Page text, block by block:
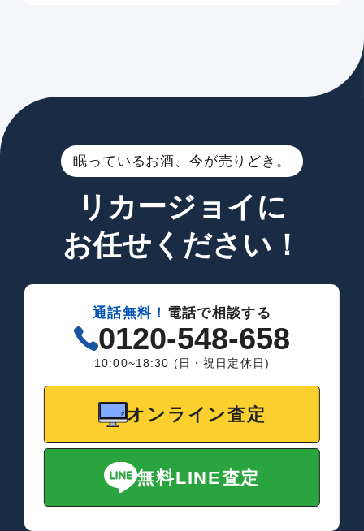
眠っているお酒、今が売りどき。
リカージョイに
お任せください！
通話無料！ 電話で相談する
0120-548-658
10:00~18:30 (日・祝日定休日)
オンライン査定
無料LINE査定